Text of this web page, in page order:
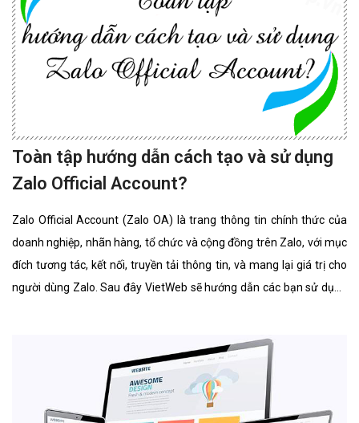
Toàn tập hướng dẫn cách tạo và sử dụng
Zalo Official Account?
Zalo Official Account (Zalo OA) là trang thông tin chính thức của
doanh nghiệp, nhãn hàng, tổ chức và cộng đồng trên Zalo, với mục
đích tương tác, kết nối, truyền tải thông tin, và mang lại giá trị cho
người dùng Zalo. Sau đây VietWeb sẽ hướng dẫn các bạn sử dụng